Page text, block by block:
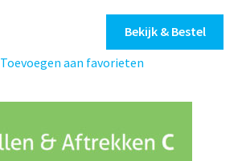
Bekijk & Bestel
Toevoegen aan favorieten